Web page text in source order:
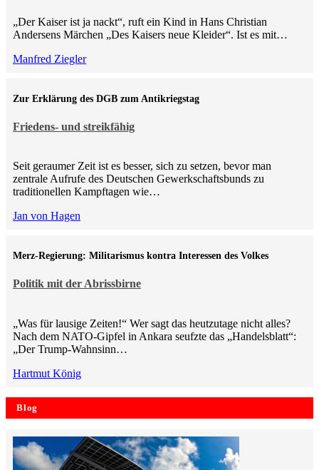
„Der Kaiser ist ja nackt“, ruft ein Kind in Hans Christian
Andersens Märchen „Des Kaisers neue Kleider“. Ist es mit…
Manfred Ziegler
Friedens- und streikfähig
Zur Erklärung des DGB zum Antikriegstag
Seit geraumer Zeit ist es besser, sich zu setzen, bevor man
zentrale Aufrufe des Deutschen Gewerkschaftsbunds zu
traditionellen Kampftagen wie…
Jan von Hagen
Politik mit der Abrissbirne
Merz-Regierung: Militarismus kontra Inte­ressen des Volkes
„Was für lausige Zeiten!“ Wer sagt das heutzutage nicht alles?
Nach dem NATO-Gipfel in Ankara seufzte das „Handelsblatt“:
„Der Trump-Wahnsinn…
Hartmut König
Blog